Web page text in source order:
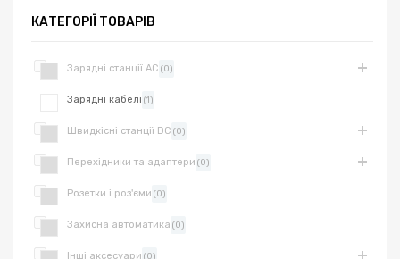
КАТЕГОРІЇ ТОВАРІВ
Зарядні станції AC (0)
Зарядні кабелі (1)
Швидкісні станції DC (0)
Перехідники та адаптери (0)
Розетки і роз'єми (0)
Захисна автоматика (0)
Інші аксесуари (0)